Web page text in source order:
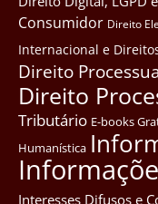
Consumidor Direito
Internacional e
Direito
Direito
Tributário E-books
Humanística
Interesses Difusos e